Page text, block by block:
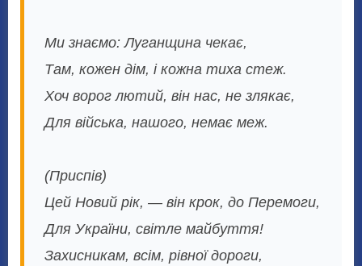
Ми знаємо: Луганщина чекає,
Там, кожен дім, і кожна тиха стеж.
Хоч ворог лютий, він нас, не злякає,
Для війська, нашого, немає меж.
(Приспів)
Цей Новий рік, — він крок, до Перемоги,
Для України, світле майбуття!
Захисникам, всім, рівної дороги,